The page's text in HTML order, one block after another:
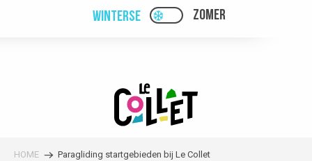
PAGE D’ACCUEIL ACTUELLE HIVER :
WINTERSE PAGE D’ACCUEIL
ZOMER
HOME Paragliding startgebieden bij Le Collet